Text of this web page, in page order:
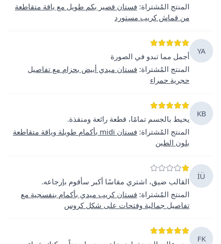
المنتج المُشتراة: فستان قصير بكم طويل مع ياقة متقاطعة
من قماش كريب مستورد
YA
أجمل مما تبدو في الصورة
المنتج المُشتراة: فستان ميدي أبيض بحزام مع تفاصيل
حجرية حمراء
KB
يحيط بالجسم تمامًا، قطعة رائعة ومنقذة.
المنتج المُشتراة:
فستان midi بأكمام طويلة وياقة متقاطعة
بلون الطين
İÜ
القالب ضيق، اشتري مقاسًا أكبر سأقوم بإرجاعه.
المنتج المُشتراة: فستان كريب ميدي بأكمام بنفسجية مع
تفاصيل جمالية وفتحات على شكل كروس
FK